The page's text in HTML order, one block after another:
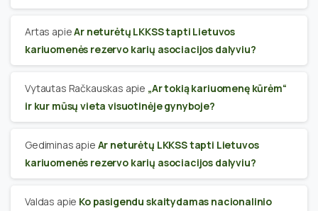
Artas apieAr neturėtų LKKSS tapti Lietuvos
kariuomenės rezervo karių asociacijos dalyviu?
Vytautas Račkauskas apie „Ar tokią kariuomenę kūrėm“
ir kur mūsų vieta visuotinėje gynyboje?
Gediminas apie Ar neturėtų LKKSS tapti Lietuvos
kariuomenės rezervo karių asociacijos dalyviu?
Valdas apie Ko pasigendu skaitydamas nacionalinio